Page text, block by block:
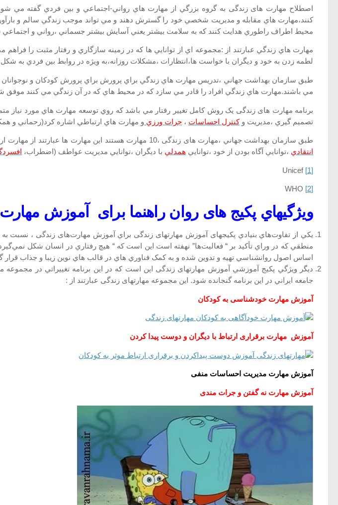
اصطلاح مهارت های زندگی به گروه بزرگي از مهارت هاي رواني-اجتماعي و بين فردي گفته مي شود
کنند،مهارت هاي مقابله و مديريت شخصي خود را گسترش دهند و مي تواند موجب زندگي سالم و
محيط اطراف راطوري هدايت کنند که به سلامت بيشتر يعني آسايش بيشتر جسماني ،رواني و اجتماعي
مهارت هاي زندگي عبارتند از :مجموعه اي از توانايي ها که در زمينه سازگاري و رفتار مثبت را
لطمه زدن به خود و ديگران با خواست ها،انتظارات ،مشکلات روزانه،به ويژه در روابط بين فردي به شکل
طبق سازمان بهداشت جهاني ،تدريس مهارت هاي زندگي براي پرورش براي پرورش کودکان و
مي باشند.مهارت هاي زندگي افراد را قادر مي سازد که در محيط هاي که در آن زندگي مي کنند موفق
برنامه مهارت های زندگی يک روش کامل تغيير رفتار مي باشد که روي توسعه مهارت هاي مورد نياز
تصميم گيري ،مديريت وکنترل احساسات ، جرات ورزي و مهارت هاي ارتباطي اشاره کرد(رحماني و
طبق سازمان بهداشت جهاني ،مهارت های زندگی ،10 مهارت هستند اين مهارت ها عبارتند از مهارت ارتباطي،ارتباط بين شخصي موثر ،توانايي تصميم گيري ،توانايي حل مساله ،تفکر خلاقانه
انتقادي ،توانايي آگاه بودن از خود ،توانايي همدلي با ديگران ،توانايي مديريت عواطف (اضطراب،
[1]
Unicef
[2]
ويژگيهاي پکيج های روان راهنما برای آموزش
يكي از تفاوت‌هاي بنيادي پکیجهای آموزش مهارتهای زندگی براي آموزش مهارت‌های زندگی ، نسبت
منطقي كه در وراي تأكيد بر “ فعاليت‌ها” نهفته است اين است كه “ هيچ رفتاري در انسان شكل نمي‌گيرد
اساس اصول روانشناسي تهيه و تدوين شده و به کمک فناوري هاي در قالب هاي نوين زيبا و جذاب قرار
ديگر ويژگي پکيج آموزشي آموزش مهارتهای زندگی این است که در اين برنامه تغييراتي در
جامعه ايراني در اين برنامه گنجانده شود. اين مجموعه مهارتهای زندگی عبارتند از :
آموزش مهارت خودشناسی به کودکان
آموزش مهارت برقراری ارتباط با ديگران و دوست پیدا کردن
آموزش مهارت مديريت احساسات منفی
آموزش مهارت نه گفتن و جرات مندی